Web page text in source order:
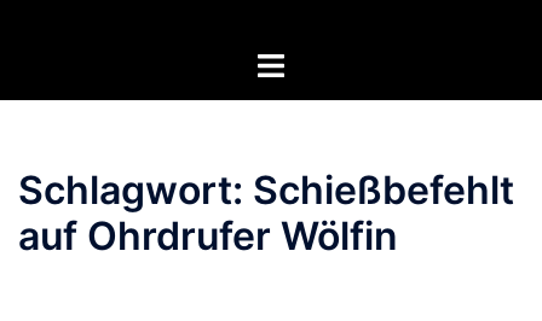
Menü
Schlagwort: Schießbefehlt
auf Ohrdrufer Wölfin